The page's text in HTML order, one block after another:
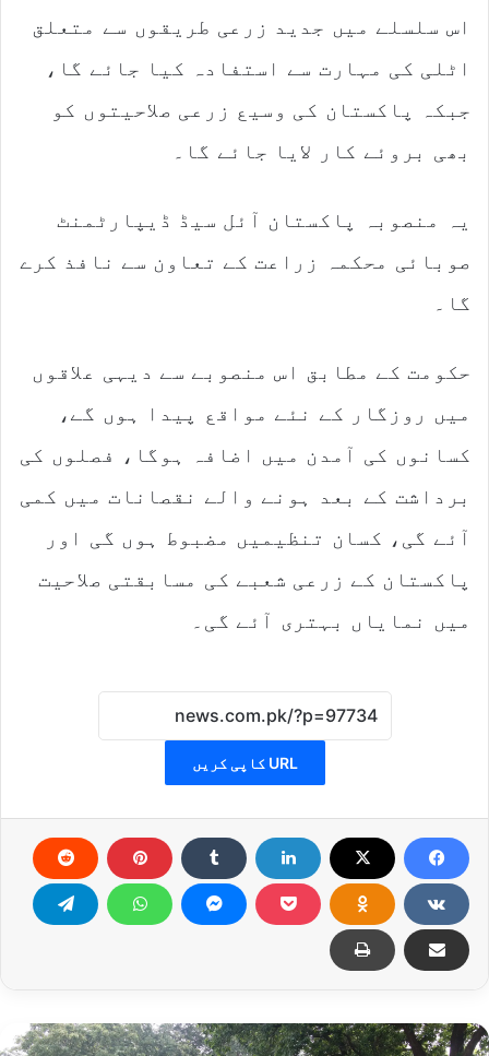
اس سلسلے میں جدید زرعی طریقوں سے متعلق
اٹلی کی مہارت سے استفادہ کیا جائے گا،
جبکہ پاکستان کی وسیع زرعی صلاحیتوں کو
بھی بروئے کار لایا جائے گا۔
یہ منصوبہ پاکستان آئل سیڈ ڈیپارٹمنٹ
صوبائی محکمہ زراعت کے تعاون سے نافذ کرے
گا۔
حکومت کے مطابق اس منصوبے سے دیہی علاقوں
میں روزگار کے نئے مواقع پیدا ہوں گے،
کسانوں کی آمدن میں اضافہ ہوگا، فصلوں کی
برداشت کے بعد ہونے والے نقصانات میں کمی
آئے گی، کسان تنظیمیں مضبوط ہوں گی اور
پاکستان کے زرعی شعبے کی مسابقتی صلاحیت
میں نمایاں بہتری آئے گی۔
URL کاپی کریں